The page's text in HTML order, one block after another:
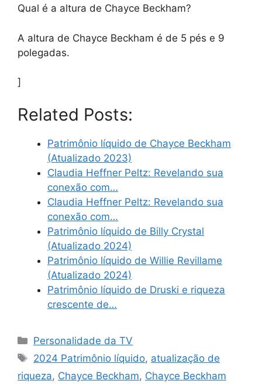
Qual é a altura de Chayce Beckham?
A altura de Chayce Beckham é de 5 pés e 9
polegadas.
]
Related Posts:
Patrimônio líquido de Chayce Beckham
(Atualizado 2023)
Claudia Heffner Peltz: Revelando sua
conexão com…
Claudia Heffner Peltz: Revelando sua
conexão com…
Patrimônio líquido de Billy Crystal
(Atualizado 2024)
Patrimônio líquido de Willie Revillame
(Atualizado 2024)
Patrimônio líquido de Druski e riqueza
crescente de…
Categories
Personalidade da TV
Tags
2024 Patrimônio líquido, atualização de
riqueza, Chayce Beckham, Chayce Beckham